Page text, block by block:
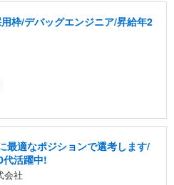
枠/デバッグエンジニア/昇給年2
最適なポジションで選考します/
代活躍中!
会社